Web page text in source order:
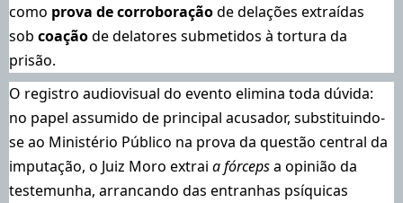
como prova de corroboraçãode delações extraídas
sob coaçãode delatores submetidos à tortura da
prisão.
O registro audiovisual do evento elimina toda dúvida:
no papel assumido de principal acusador, substituindo-
se ao Ministério Público na prova da questão central da
imputação, o Juiz Moro extrai a fórcepsa opinião da
testemunha, arrancando das entranhas psíquicas